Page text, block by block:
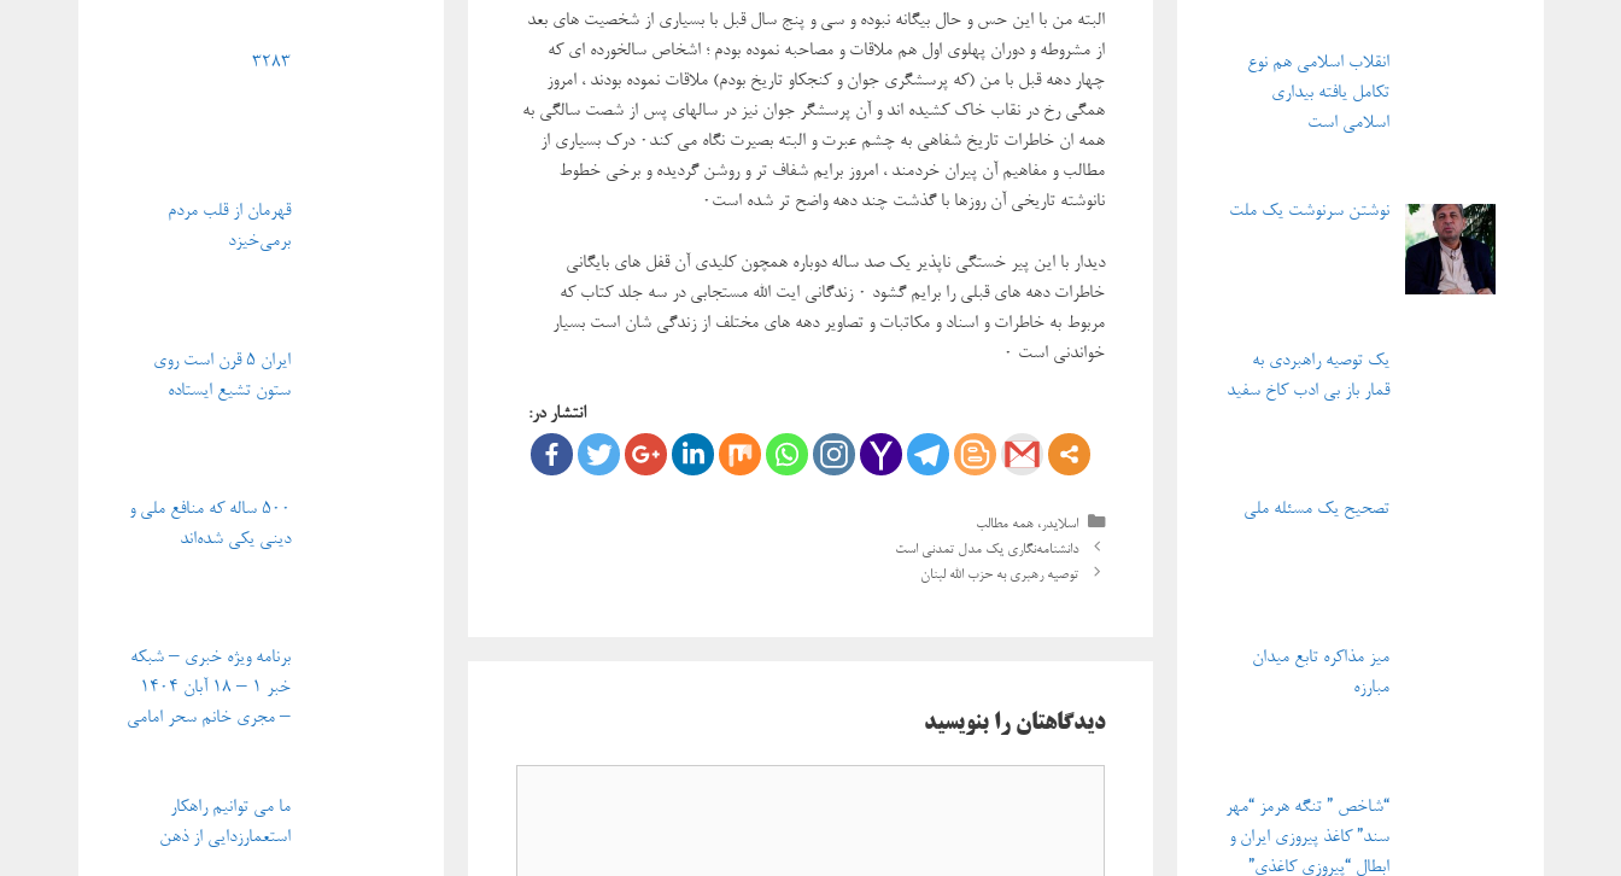
البته من با این حس و حال بیگانه نبوده و سی و پنج سال قبل با بسیاری از شخصیت های بعد
از مشروطه و دوران پهلوی اول هم ملاقات و مصاحبه نموده بودم ؛ اشخاص سالخورده ای که
چهار دهه قبل با من (که پرسشگری جوان و کنجکاو تاریخ بودم) ملاقات نموده بودند ، امروز
همگی رخ در نقاب خاک کشیده اند و آن پرسشگر جوان نیز در سالهای پس از شصت سالگی به
همه ان خاطرات تاریخ شفاهی به چشم عبرت و البته بصیرت نگاه می کند۰ درک بسیاری از
مطالب و مفاهیم آن پیران خردمند ، امروز برایم شفاف تر و روشن گردیده و برخی خطوط
نانوشته تاریخی آن روزها با گذشت چند دهه واضح تر شده است۰
دیدار با این پیر خستگی ناپذیر یک صد ساله دوباره همچون کلیدی آن قفل های بایگانی
خاطرات دهه های قبلی را برایم گشود ۰ زندگانی ایت الله مستجابی در سه جلد کتاب که
مربوط به خاطرات و اسناد و مکاتبات و تصاویر دهه های مختلف از زندگی شان است بسیار
خواندنی است ۰
انتشار در:
دسته‌ها
اسلایدر ، همه مطالب
ناوبری
نوشته‌ها
دانشنامه‌نگاری یک مدل تمدنی است
توصیه رهبری به حزب الله لبنان
دیدگاهتان را بنویسید
3283
قهرمان از قلب مردم
برمی‌خیزد
ایران ۵ قرن است روی
ستون تشیع ایستاده
۵۰۰ ساله که منافع ملی و
دینی یکی شده‌اند
برنامه ویژه خبری – شبکه
خبر ۱ – ۱۸ آبان ۱۴۰۴
– مجری خانم سحر امامی
ما می توانیم راهکار
استعمارزدایی از ذهن
انقلاب اسلامی هم نوع
تکامل یافته بیداری
اسلامی است
نوشتن سرنوشت یک ملت
یک توصیه راهبردی به
قمار باز بی ادب کاخ سفید
تصحیح یک مسئله ملی
میز مذاکره تابع میدان
مبارزه
“شاخص ” تنگه هرمز “مهر
سند” کاغذ پیروزی ایران و
ابطال “پیروزی کاغذی”